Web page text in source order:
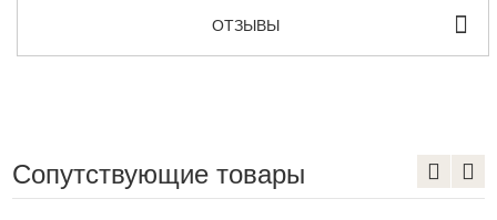
ОТЗЫВЫ
Сопутствующие товары